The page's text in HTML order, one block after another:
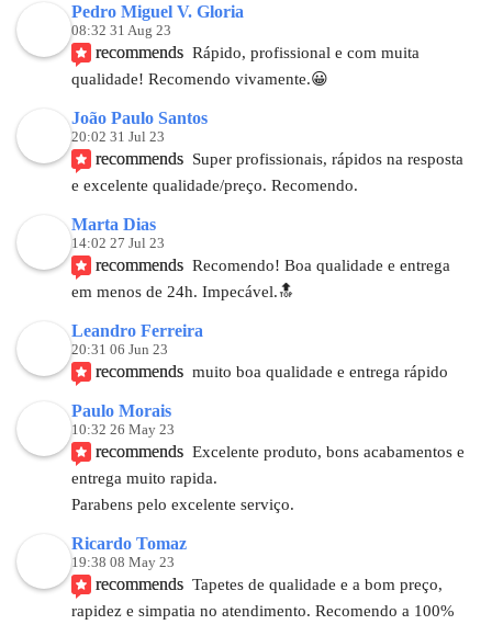
Pedro Miguel V. Gloria
08:32 31 Aug 23
recommends Rápido, profissional e com muita
qualidade! Recomendo vivamente.😀
João Paulo Santos
20:02 31 Jul 23
recommends Super profissionais, rápidos na resposta
e excelente qualidade/preço. Recomendo.
Marta Dias
14:02 27 Jul 23
recommends Recomendo! Boa qualidade e entrega
em menos de 24h. Impecável.🔝
Leandro Ferreira
20:31 06 Jun 23
recommends muito boa qualidade e entrega rápido
Paulo Morais
10:32 26 May 23
recommends Excelente produto, bons acabamentos e
entrega muito rapida.
Parabens pelo excelente serviço.
Ricardo Tomaz
19:38 08 May 23
recommends Tapetes de qualidade e a bom preço,
rapidez e simpatia no atendimento. Recomendo a 100%